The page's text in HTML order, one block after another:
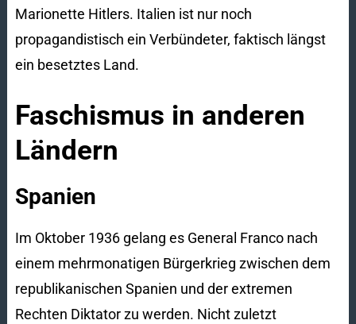
Marionette Hitlers. Italien ist nur noch
propagandistisch ein Verbündeter, faktisch längst
ein besetztes Land.
Faschismus in anderen
Ländern
Spanien
Im Oktober 1936 gelang es General Franco nach
einem mehrmonatigen Bürgerkrieg zwischen dem
republikanischen Spanien und der extremen
Rechten Diktator zu werden. Nicht zuletzt